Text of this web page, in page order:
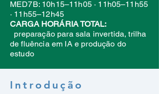
MED7B: 10h15–11h05 · 11h05–11h55
· 11h55–12h45
CARGA HORÁRIA TOTAL:
preparação para sala invertida, trilha
de fluência em IA e produção do
estudo
Introdução